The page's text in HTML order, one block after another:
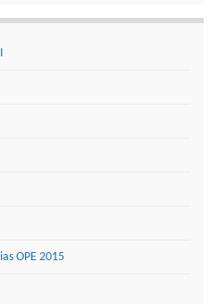
OPE 2015